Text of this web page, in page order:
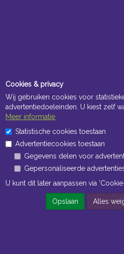
Openingstijden Kantoor
ma t/m vr 8:30 uur tot 17:00 uur
Openingstijden
ma t/m vr 7:00 uur tot 16:30 uur
Cookies & privacy
Wij gebruiken cookies voor
advertentiedoeleinden. U kiest zelf
Meer informatie
Statistische cookies toestaan
Advertentiecookies toestaan
Gegevens delen voor
Gepersonaliseerde
U kunt dit later aanpassen via
Opslaan Alles